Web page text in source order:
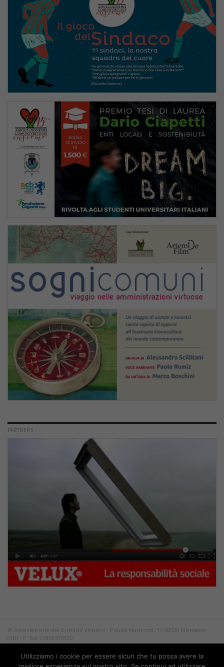
PARTNERS
© Associazione dei Comuni Virtuosi - Piazza Matteotti, 17 60030 Monsano
(AN) - P. IVA 02450370420
Tutti i diritti riservati.
PrivacyUtilizziamo i cookie per essere sicuri che tu possa avere la